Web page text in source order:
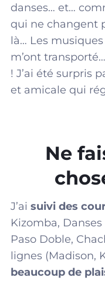
danses… et…
qui ne changent
là… Les
m’ont
! J’ai été surpris
et amicale qui
Ne
J’ai suivi des
Kizomba, Danses
Paso Doble,
lignes (Madison,
beaucoup de